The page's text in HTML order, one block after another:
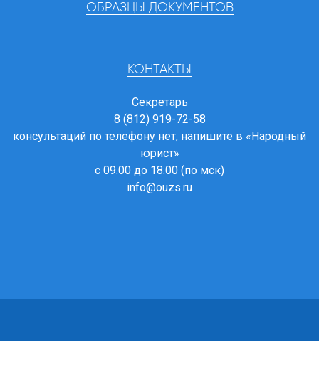
ОБРАЗЦЫ ДОКУМЕНТОВ
КОНТАКТЫ
Секретарь
8 (812) 919-72-58
консультаций по телефону нет, напишите в «Народный
юрист»
с 09.00 до 18.00 (по мск)
info@ouzs.ru